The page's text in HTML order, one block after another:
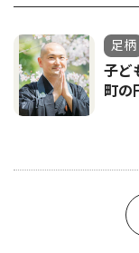
足柄
子ど
町の